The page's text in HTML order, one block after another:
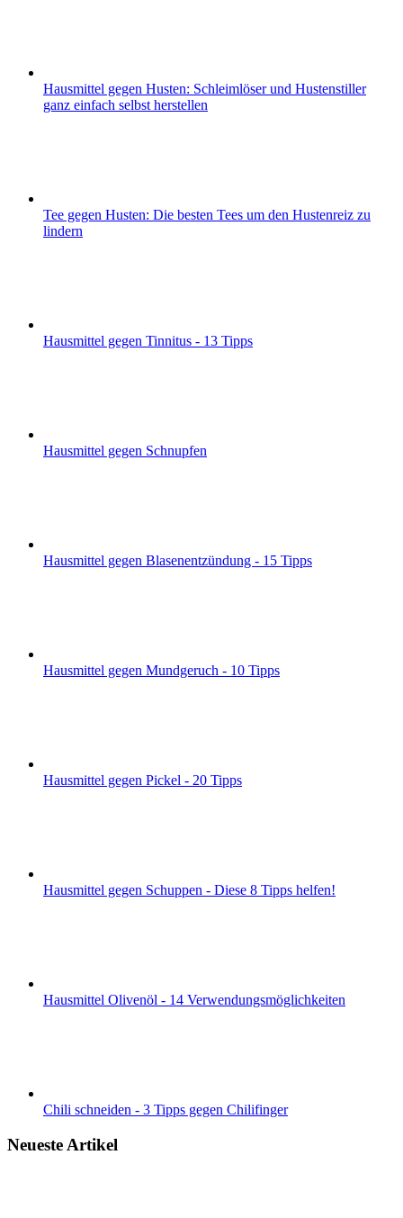
Hausmittel gegen Husten: Schleimlöser und Hustenstiller
ganz einfach selbst herstellen
Tee gegen Husten: Die besten Tees um den Hustenreiz zu
lindern
Hausmittel gegen Tinnitus - 13 Tipps
Hausmittel gegen Schnupfen
Hausmittel gegen Blasenentzündung - 15 Tipps
Hausmittel gegen Mundgeruch - 10 Tipps
Hausmittel gegen Pickel - 20 Tipps
Hausmittel gegen Schuppen - Diese 8 Tipps helfen!
Hausmittel Olivenöl - 14 Verwendungsmöglichkeiten
Chili schneiden - 3 Tipps gegen Chilifinger
Neueste Artikel